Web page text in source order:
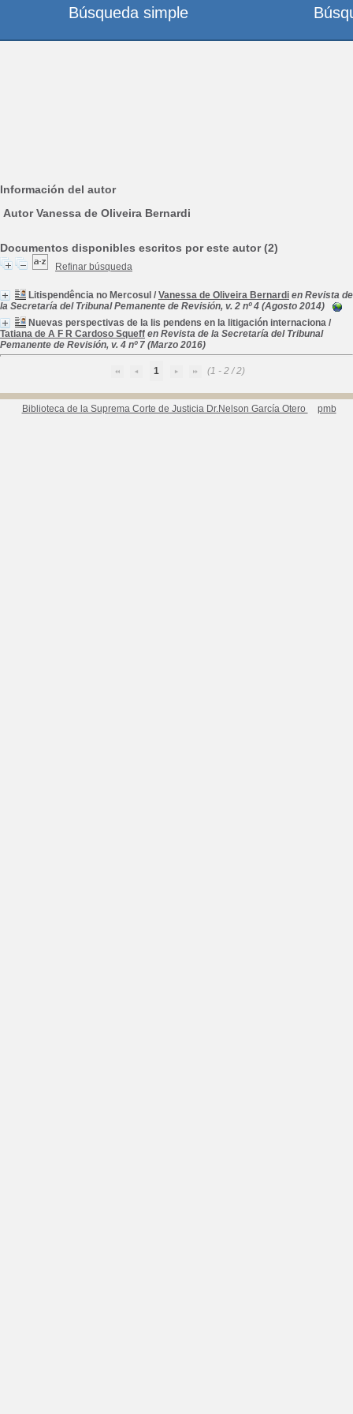
Información del autor
Autor Vanessa de Oliveira Bernardi
Documentos disponibles escritos por este autor (2)
Refinar búsqueda
Litispendência no Mercosul / Vanessa de Oliveira Bernardi en Revista de
la Secretaría del Tribunal Pemanente de Revisión, v. 2 nº 4 (Agosto 2014)
Nuevas perspectivas de la lis pendens en la litigación internaciona /
Tatiana de A F R Cardoso Squeff en Revista de la Secretaría del Tribunal
Pemanente de Revisión, v. 4 nº 7 (Marzo 2016)
1 (1 - 2 / 2)
Biblioteca de la Suprema Corte de Justicia Dr.Nelson García Otero pmb
Búsqueda simple